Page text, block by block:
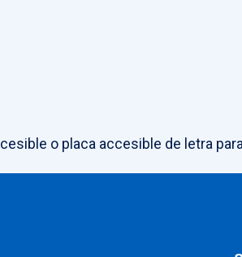
o placa accesible de letra